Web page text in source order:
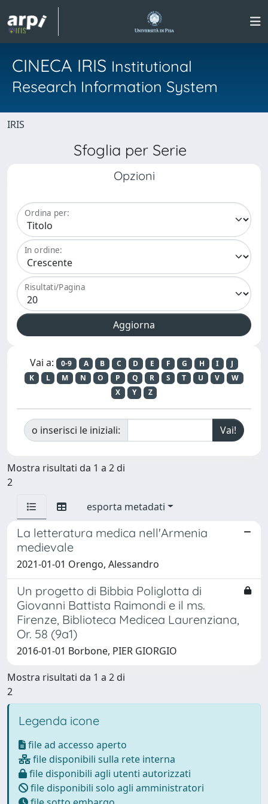
CINECA IRIS Institutional
Research Information System
IRIS
Sfoglia per Serie
Opzioni
Ordina per:
In ordine:
Risultati/Pagina
Vai a: 0-9 A B C D E F G H I
J
K
L M N O P Q R S T U V
W
X
Y Z
o inserisci le iniziali:
Mostra risultati da 1 a 2 di
2
esporta metadati
La letteratura medica nell'Armenia
medievale
2021-01-01 Orengo, Alessandro
Un progetto di Bibbia Poliglotta di
Giovanni Battista Raimondi e il ms.
Firenze, Biblioteca Medicea Laurenziana,
Or. 58 (9a1)
2016-01-01 Borbone, PIER GIORGIO
Mostra risultati da 1 a 2 di
2
Legenda icone
file ad accesso aperto
file disponibili sulla rete interna
file disponibili agli utenti autorizzati
file disponibili solo agli amministratori